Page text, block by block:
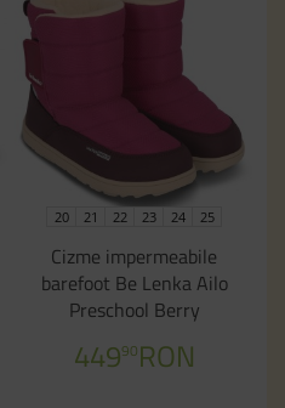
20 21 22 23 24 25
Cizme impermeabile
barefoot Be Lenka Ailo
Preschool Berry
44990RON